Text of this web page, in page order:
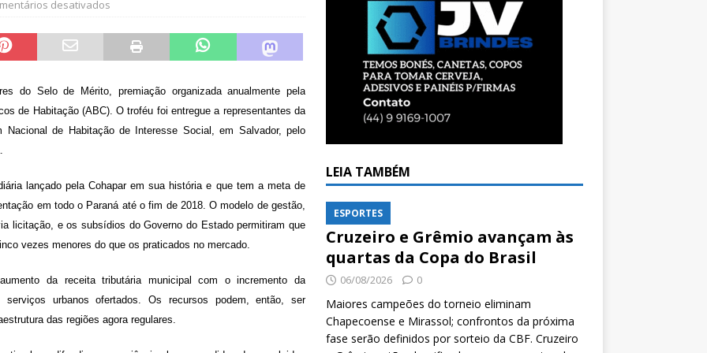
desativados
do Selo de Mérito, premiação organizada anualmente pela
de Habitação (ABC). O troféu foi entregue a representantes da
Nacional de Habitação de Interesse Social, em Salvador, pelo
lançado pela Cohapar em sua história e que tem a meta de
em todo o Paraná até o fim de 2018. O modelo de gestão,
licitação, e os subsídios do Governo do Estado permitiram que
vezes menores do que os praticados no mercado.
da receita tributária municipal com o incremento da
urbanos ofertados. Os recursos podem, então, ser
das regiões agora regulares.
LEIA TAMBÉM
ESPORTES
Cruzeiro e Grêmio avançam às
quartas da Copa do Brasil
06/08/2026 0
Maiores campeões do torneio eliminam
Chapecoense e Mirassol; confrontos da próxima
fase serão definidos por sorteio da CBF. Cruzeiro